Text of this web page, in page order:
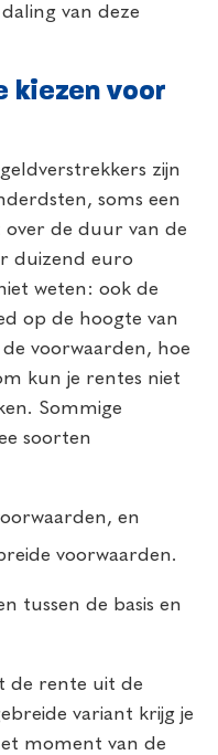
van deze
kiezen voor
zijn
soms een
de duur van de
duizend euro
weten: ook de
op de hoogte van
voorwaarden, hoe
kun je rentes niet
Sommige
soorten
en
voorwaarden.
tussen de basis en
de rente uit de
variant krijg je
moment van de